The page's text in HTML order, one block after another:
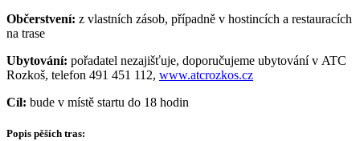
Občerstvení: z vlastních zásob, případně v hostincích a restauracích
na trase
Ubytování: pořadatel nezajišťuje, doporučujeme ubytování v ATC
Rozkoš, telefon 491 451 112, www.atcrozkos.cz
Cíl: bude v místě startu do 18 hodin
Popis pěších tras: